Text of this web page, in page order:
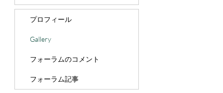
プロフィール
Gallery
フォーラムのコメント
フォーラム記事